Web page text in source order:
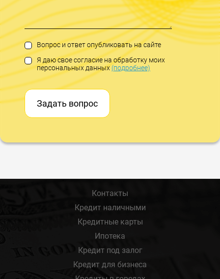
Вопрос и ответ опубликовать на сайте
Я даю свое согласие на обработку моих
персональных данных(подробнее)
Задать вопрос
Контакты
Кредит наличными
Кредитные карты
Ипотека
Кредит под залог
Кредит для бизнеса